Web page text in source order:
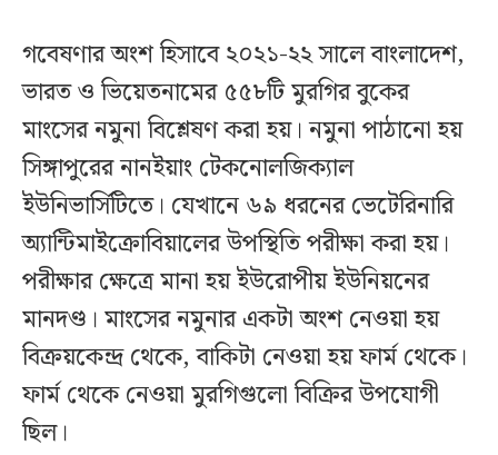
গবেষণার অংশ হিসাবে ২০২১-২২ সালে বাংলাদেশ,
ভারত ও ভিয়েতনামের ৫৫৮টি মুরগির বুকের
মাংসের নমুনা বিশ্লেষণ করা হয়। নমুনা পাঠানো হয়
সিঙ্গাপুরের নানইয়াং টেকনোলজিক্যাল
ইউনিভার্সিটিতে। যেখানে ৬৯ ধরনের ভেটেরিনারি
অ্যান্টিমাইক্রোবিয়ালের উপস্থিতি পরীক্ষা করা হয়।
পরীক্ষার ক্ষেত্রে মানা হয় ইউরোপীয় ইউনিয়নের
মানদণ্ড। মাংসের নমুনার একটা অংশ নেওয়া হয়
বিক্রয়কেন্দ্র থেকে, বাকিটা নেওয়া হয় ফার্ম থেকে।
ফার্ম থেকে নেওয়া মুরগিগুলো বিক্রির উপযোগী
ছিল।